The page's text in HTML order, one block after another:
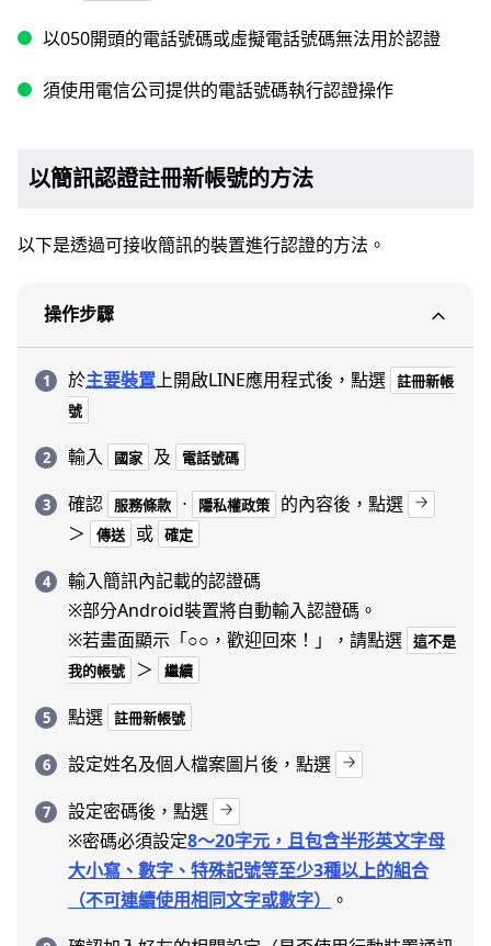
以050開頭的電話號碼或虛擬電話號碼無法用於認證
須使用電信公司提供的電話號碼執行認證操作
以簡訊認證註冊新帳號的方法
以下是透過可接收簡訊的裝置進行認證的方法。
操作步驟
於主要裝置上開啟LINE應用程式後，點選 註冊新帳
號
輸入 國家 及 電話號碼
確認 服務條款 ⋅ 隱私權政策
的內容後，點選
＞
傳送 或 確定
輸入簡訊內記載的認證碼
※部分Android裝置將自動輸入認證碼。
※若畫面顯示「○○，歡迎回來！」，請點選 這不是
我的帳號
＞ 繼續
點選 註冊新帳號
設定姓名及個人檔案圖片後，點選
設定密碼後，點選
※密碼必須設定8～20字元，且包含半形英文字母
大小寫、數字、特殊記號等至少3種以上的組合
（不可連續使用相同文字或數字）
。